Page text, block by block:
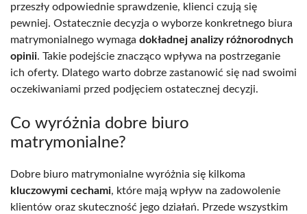
przeszły odpowiednie sprawdzenie, klienci czują się
pewniej. Ostatecznie decyzja o wyborze konkretnego biura
matrymonialnego wymaga dokładnej analizy różnorodnych
opinii. Takie podejście znacząco wpływa na postrzeganie
ich oferty. Dlatego warto dobrze zastanowić się nad swoimi
oczekiwaniami przed podjęciem ostatecznej decyzji.
Co wyróżnia dobre biuro
matrymonialne?
Dobre biuro matrymonialne wyróżnia się kilkoma
kluczowymi cechami, które mają wpływ na zadowolenie
klientów oraz skuteczność jego działań. Przede wszystkim